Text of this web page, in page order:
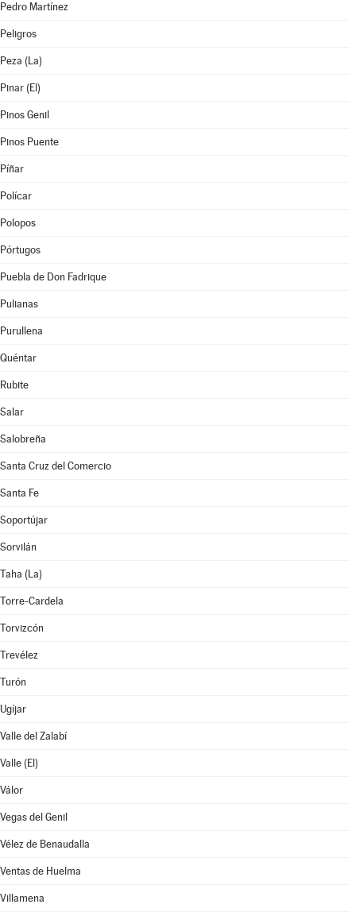
Pedro Martínez
Peligros
Peza (La)
Pinar (El)
Pinos Genil
Pinos Puente
Píñar
Polícar
Polopos
Pórtugos
Puebla de Don Fadrique
Pulianas
Purullena
Quéntar
Rubite
Salar
Salobreña
Santa Cruz del Comercio
Santa Fe
Soportújar
Sorvilán
Taha (La)
Torre-Cardela
Torvizcón
Trevélez
Turón
Ugíjar
Valle del Zalabí
Valle (El)
Válor
Vegas del Genil
Vélez de Benaudalla
Ventas de Huelma
Villamena